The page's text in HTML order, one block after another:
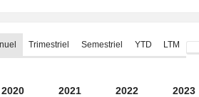
Trimestriel Semestriel YTD LTM
2020 2021 2022 2023